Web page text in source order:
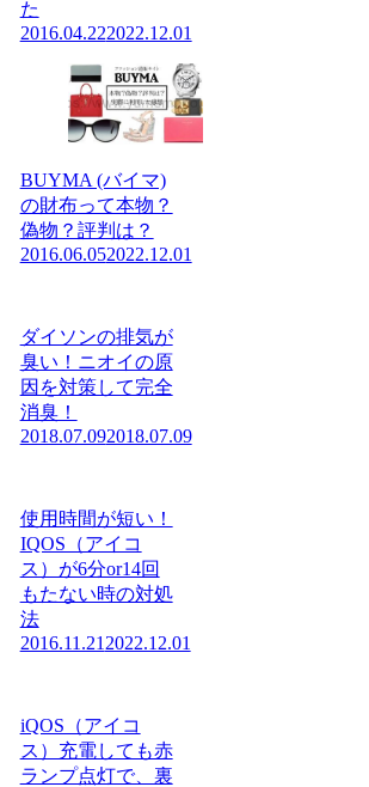
た
2016.04.222022.12.01
BUYMA (バイマ)
の財布って本物？
偽物？評判は？
2016.06.052022.12.01
ダイソンの排気が
臭い！ニオイの原
因を対策して完全
消臭！
2018.07.092018.07.09
使用時間が短い！
IQOS（アイコ
ス）が6分or14回
もたない時の対処
法
2016.11.21 2022.12.01
iQOS（アイコ
ス）充電しても赤
ランプ点灯で、裏